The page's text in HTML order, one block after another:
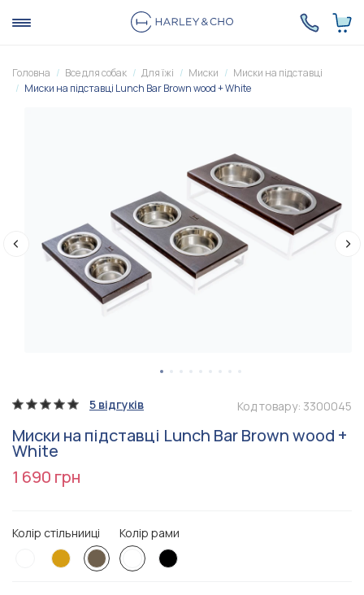
Головна Все для собак Для їжі Миски
Миски на підставці
Миски на підставці Lunch Bar Brown wood + White
5 відгуків Код товару: 3300045
Миски на підставці Lunch Bar Brown wood +
White
1 690 грн
Колір стільнииці Колір рами